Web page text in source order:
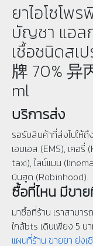
ยาไอโซโพ
บัญชา แอล
เชื้อชนิดสเ
牌 70% 异
ml
บริการส่ง
รอรับสินค้าที่ส่งไปให้
เอมเอส (EMS), เคอ
taxi), ไลน์แมน
บินฮูด (Robinhood).
ซื้อที่ไหน มีขา
มาซื้อที่ร้าน เราสามาร
ใกล้bts เดินเพียง 5 น
แผนที่ร้าน ขายยา ย่ง